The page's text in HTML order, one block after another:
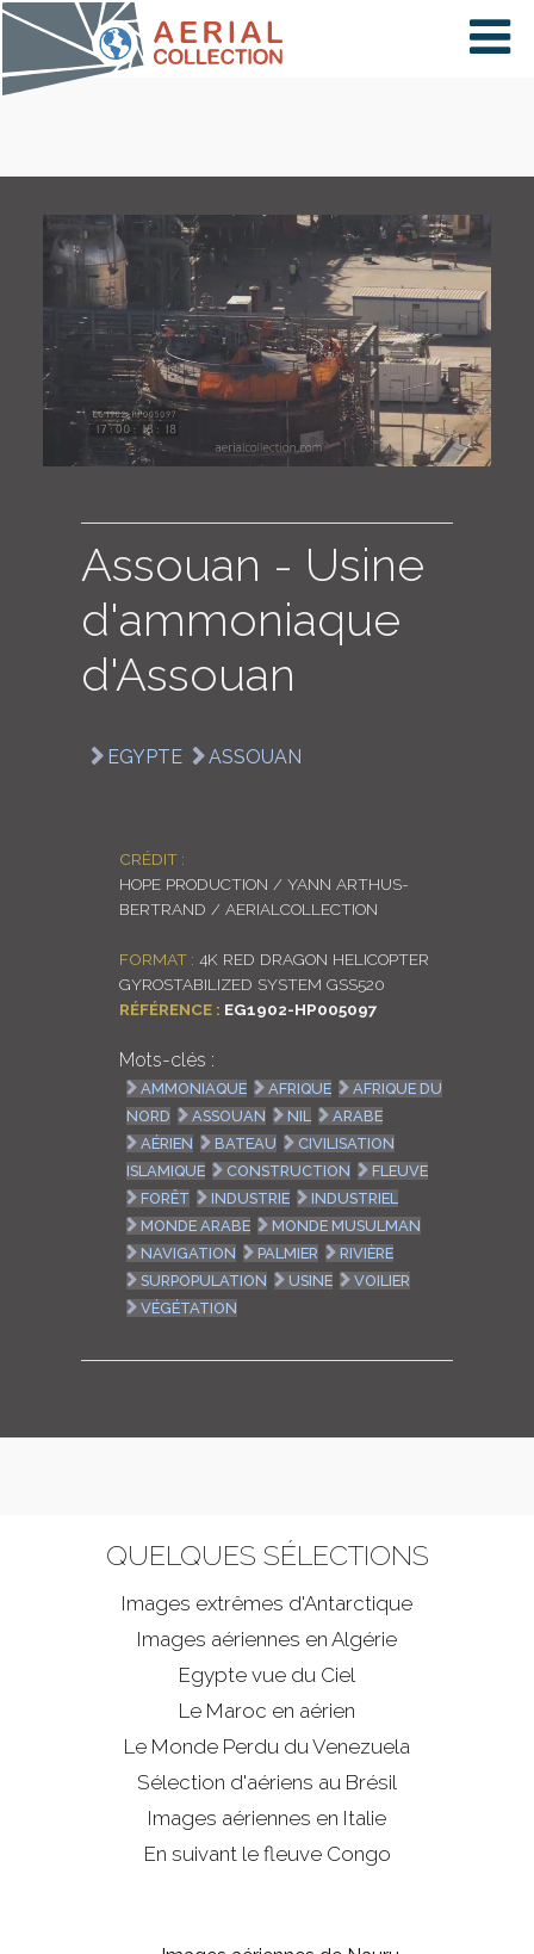
×
PAYS
CARTE
COLLECTIONS
LOGIN
ENGLISH
Assouan - Usine
d'ammoniaque
d'Assouan
EGYPTE ASSOUAN
CRÉDIT :
HOPE PRODUCTION / YANN ARTHUS-
BERTRAND / AERIALCOLLECTION
FORMAT : 4K RED DRAGON HELICOPTER
GYROSTABILIZED SYSTEM GSS520
RÉFÉRENCE : EG1902-HP005097
Mots-clés :
AMMONIAQUE AFRIQUE
AFRIQUE DU
NORD
ASSOUAN NIL
ARABE
AÉRIEN
BATEAU
CIVILISATION
ISLAMIQUE
CONSTRUCTION
FLEUVE
FORÊT
INDUSTRIE
INDUSTRIEL
MONDE ARABE
MONDE MUSULMAN
NAVIGATION
PALMIER
RIVIÈRE
SURPOPULATION
USINE
VOILIER
VÉGÉTATION
QUELQUES SÉLECTIONS
Images extrêmes d'Antarctique
Images aériennes en Algérie
Egypte vue du Ciel
Le Maroc en aérien
Le Monde Perdu du Venezuela
Sélection d'aériens au Brésil
Images aériennes en Italie
En suivant le fleuve Congo